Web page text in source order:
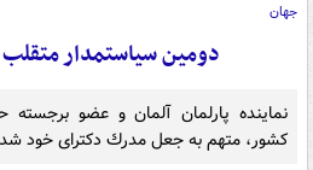
جهان
دومین سیاستمدار
نماینده پارلمان آلمان و عضو
كشور، متهم به جعل مدرك دكترای خود